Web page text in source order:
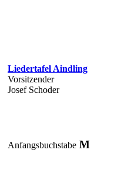
Liedertafel Aindling
Vorsitzender
Josef Schoder
Anfangsbuchstabe M